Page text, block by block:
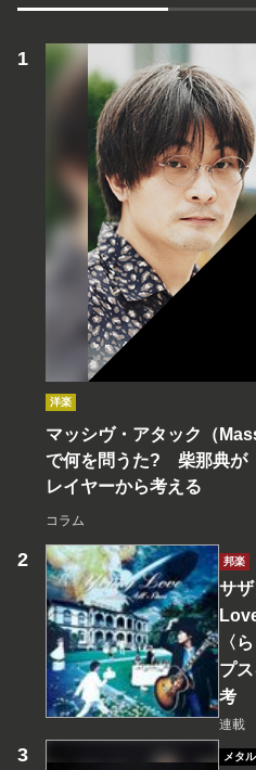
洋楽
マッシヴ・アタック（
で何を問うた? 柴那典が
レイヤーから考える
コラム
邦楽
サ
〈
プ
考
連載
メタル